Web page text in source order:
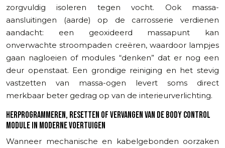
zorgvuldig isoleren tegen vocht. Ook massa-
aansluitingen (aarde) op de carrosserie verdienen
aandacht: een geoxideerd massapunt kan
onverwachte stroompaden creëren, waardoor lampjes
gaan nagloeien of modules “denken” dat er nog een
deur openstaat. Een grondige reiniging en het stevig
vastzetten van massa-ogen levert soms direct
merkbaar beter gedrag op van de interieurverlichting.
HERPROGRAMMEREN, RESETTEN OF VERVANGEN VAN DE BODY CONTROL
MODULE IN MODERNE VOERTUIGEN
Wanneer mechanische en kabelgebonden oorzaken